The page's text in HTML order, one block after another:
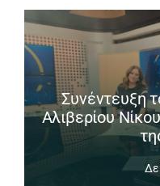
Συνέντευξη
Αλιβερίου